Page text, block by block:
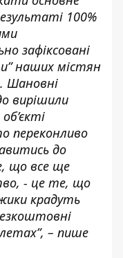
100%
зафіксовані
наших містян
Шановні
вирішили
переконливо
до
що все ще
- це те, що
крадуть
– пише